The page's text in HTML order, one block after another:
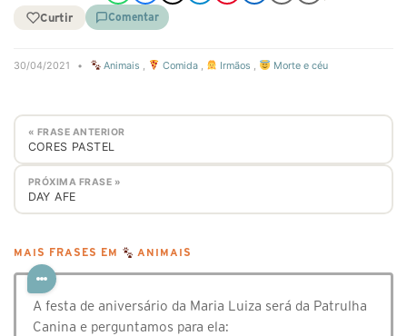
Curtir Comentar
30/04/2021 • Animais , Comida, Irmãos , Morte e céu
« FRASE ANTERIOR
CORES PASTEL
PRÓXIMA FRASE »
DAY AFE
MAIS FRASES EM ANIMAIS
A festa de aniversário da Maria Luiza será da Patrulha
Canina e perguntamos para ela: